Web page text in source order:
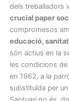
dels treballadors
crucial paper
compromesos
educació,
són actius en la
les condicions de
en 1962, a la
substituïda per un